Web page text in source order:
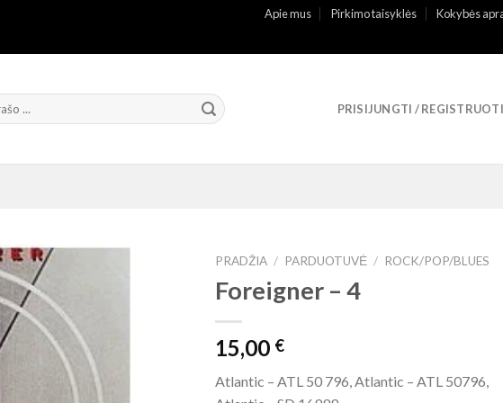
Apie mus Pirkimo taisyklės Kokybės
PRISIJUNGTI /
PRADŽIA / PARDUOTUVĖ / ROCK/POP/BLUES
Foreigner – 4
15,00 €
Atlantic – ATL 50 796, Atlantic – ATL 50796,